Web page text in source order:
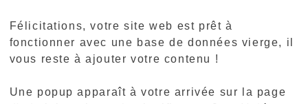
Félicitations, votre site web est prêt à
fonctionner avec une base de données vierge, il
vous reste à ajouter votre contenu !
Une popup apparaît à votre arrivée sur la page